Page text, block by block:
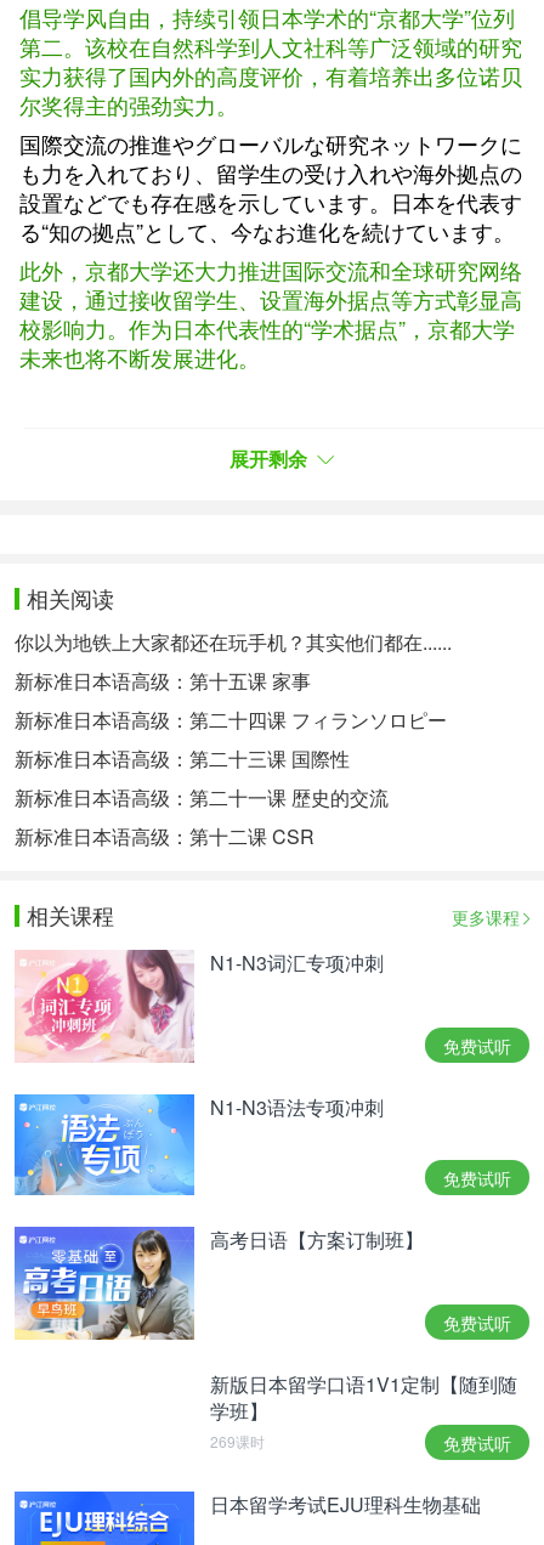
倡导学风自由，持续引领日本学术的“京都大学”位列
第二。该校在自然科学到人文社科等广泛领域的研究
实力获得了国内外的高度评价，有着培养出多位诺贝
尔奖得主的强劲实力。
国際交流の推進やグローバルな研究ネットワークに
も力を入れており、留学生の受け入れや海外拠点の
設置などでも存在感を示しています。日本を代表す
る“知の拠点”として、今なお進化を続けています。
此外，京都大学还大力推进国际交流和全球研究网络
建设，通过接收留学生、设置海外据点等方式彰显高
校影响力。作为日本代表性的“学术据点”，京都大学
未来也将不断发展进化。
彩な人材を輩出する国内随一の総合大学です。特に
理系分野の基礎研究では世界的な影響力を持ち、世
界の有力大学とも積極的に連携。
日本高校中稳居“顶尖中的顶尖”地位的“东京大学”荣
登榜首。这是一所拥有顶尖研究实力和教育水平，培
养出大批官僚、学者、企业家等各类人才的日本首屈
一指的综合学府。尤其在理科方向的基础研究享誉全
球，还与其它世界一流大学积极合作。
加えて近年はスタートアップ支援やグローバル人材
が注目を集めています。
近年来，东京大学更致力于创业扶持和国际化人才培
养，其积极挑战社会课题的态度也备受大家关注。
相关热点： 日本留学
日语翻译器
枫之章
展开剩余
相关阅读
你以为地铁上大家都还在玩手机？其实他们都在......
新标准日本语高级：第十五课 家事
新标准日本语高级：第二十四课 フィランソロピー
新标准日本语高级：第二十三课 国際性
新标准日本语高级：第二十一课 歴史的交流
新标准日本语高级：第十二课 CSR
相关课程 更多课程
N1-N3词汇专项冲刺
免费试听
N1-N3语法专项冲刺
免费试听
高考日语【方案订制班】
免费试听
新版日本留学口语1V1定制【随到随
学班】
269课时 免费试听
日本留学考试EJU理科生物基础